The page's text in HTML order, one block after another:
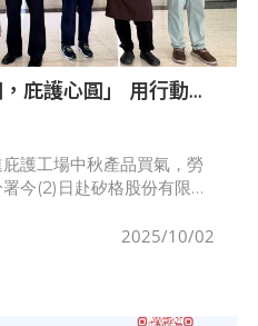
庇護心圓」 用行動支
就業
護工場中秋產品買氣，勞
今(2)日赴矽格股份有限公
庇護工場中秋特色產品，讓
2025/10/02